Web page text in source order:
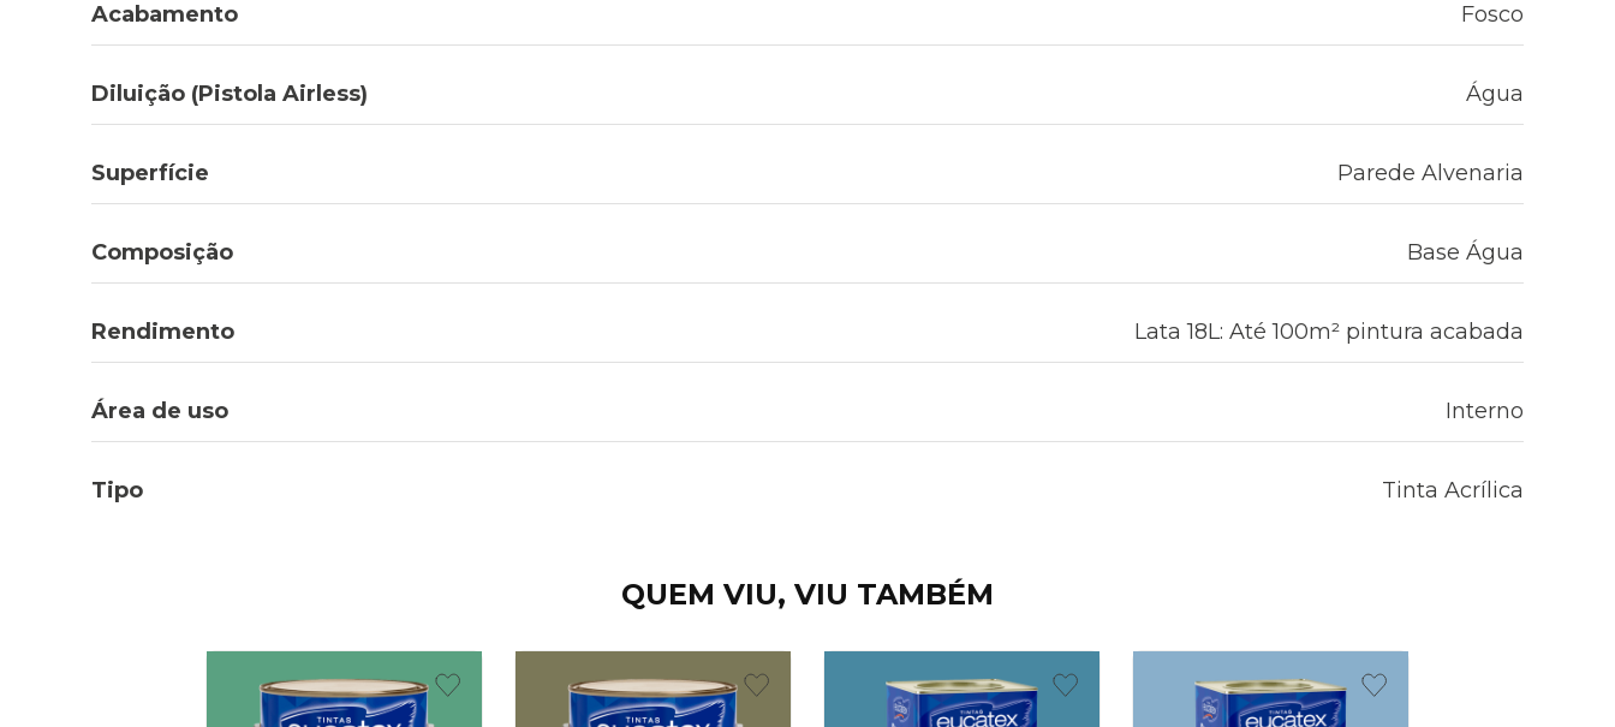
Acabamento Fosco
Diluição (Pistola Airless) Água
Superfície Parede Alvenaria
Composição Base Água
Rendimento Lata 18L: Até 100m² pintura acabada
Área de uso Interno
Tipo Tinta Acrílica
QUEM VIU, VIU TAMBÉM